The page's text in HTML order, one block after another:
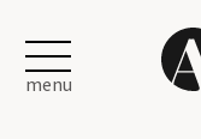
menu